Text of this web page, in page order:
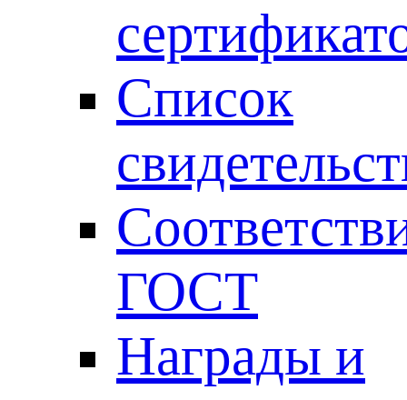
Список
ГОСТ
Награды и